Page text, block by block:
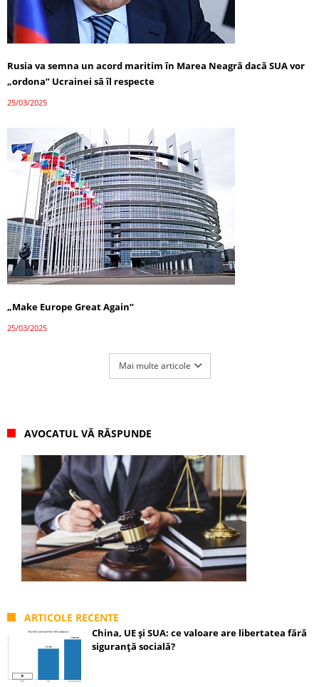
Rusia va semna un acord maritim în Marea Neagră dacă SUA vor
„ordona” Ucrainei să îl respecte
25/03/2025
„Make Europe Great Again”
25/03/2025
Mai multe articole
AVOCATUL VĂ RĂSPUNDE
ARTICOLE RECENTE
China, UE și SUA: ce valoare are libertatea fără
siguranță socială?